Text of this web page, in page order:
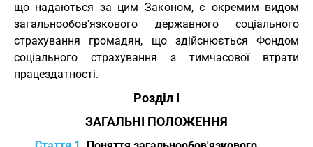
що надаються за цим Законом, є окремим видом
загальнообов'язкового державного соціального
страхування громадян, що здійснюється Фондом
соціального страхування з тимчасової втрати
працездатності.
Розділ I
ЗАГАЛЬНІ ПОЛОЖЕННЯ